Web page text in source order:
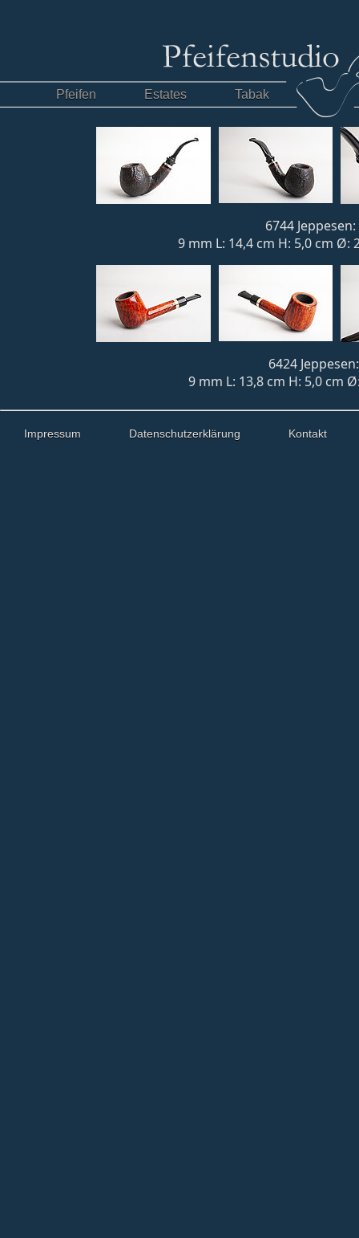
Pfeifen Estates Tabak
6744
9 mm L: 14,4 cm H: 5,0 cm Ø:
6424
9 mm L: 13,8 cm H: 5,0 cm
Impressum Datenschutzerklärung Kontakt